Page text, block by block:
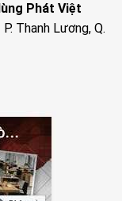
Phát Việt
Thanh Lương, Q.